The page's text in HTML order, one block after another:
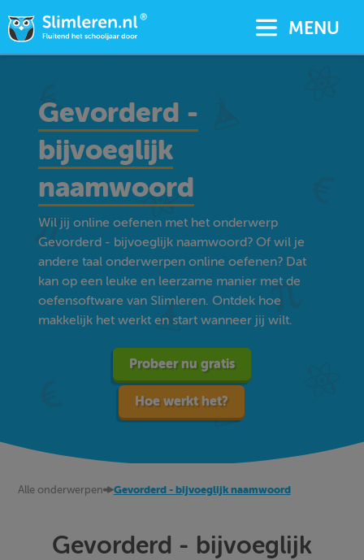
MENU
Gevorderd -
bijvoeglijk
naamwoord
Wil jij online oefenen met het onderwerp
Gevorderd - bijvoeglijk naamwoord? Of wil je
andere taal onderwerpen online oefenen? Dat
kan op een leuke en leerzame manier met de
oefensoftware van Slimleren. Ontdek hoe
makkelijk het werkt en start wanneer jij wilt.
Probeer nu gratis
Hoe werkt het?
Alle onderwerpen Gevorderd - bijvoeglijk naamwoord
Gevorderd - bijvoeglijk